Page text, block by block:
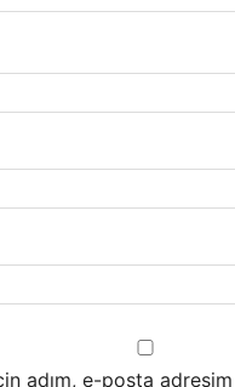
adım, e-posta